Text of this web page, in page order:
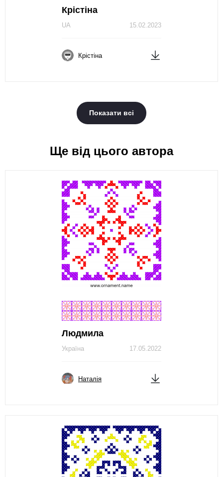
Крістіна
15.02.2023
UA
Крістіна
Показати всі
Ще від цього автора
Людмила
17.05.2022
Україна
Наталія